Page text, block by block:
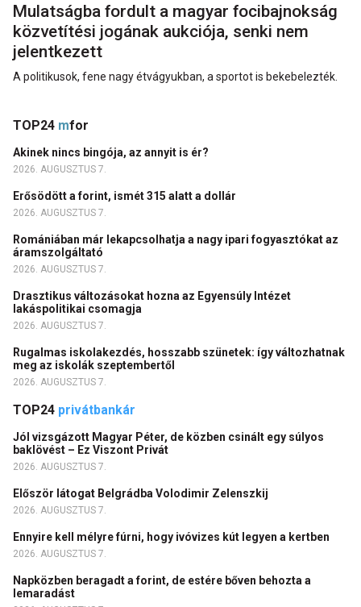
Mulatságba fordult a magyar focibajnokság
közvetítési jogának aukciója, senki nem
jelentkezett
A politikusok, fene nagy étvágyukban, a sportot is bekebelezték.
TOP24 mfor
Akinek nincs bingója, az annyit is ér?
2026. AUGUSZTUS 7.
Erősödött a forint, ismét 315 alatt a dollár
2026. AUGUSZTUS 7.
Romániában már lekapcsolhatja a nagy ipari fogyasztókat az
áramszolgáltató
2026. AUGUSZTUS 7.
Drasztikus változásokat hozna az Egyensúly Intézet
lakáspolitikai csomagja
2026. AUGUSZTUS 7.
Rugalmas iskolakezdés, hosszabb szünetek: így változhatnak
meg az iskolák szeptembertől
2026. AUGUSZTUS 7.
TOP24 privátbankár
Jól vizsgázott Magyar Péter, de közben csinált egy súlyos
baklövést – Ez Viszont Privát
2026. AUGUSZTUS 7.
Először látogat Belgrádba Volodimir Zelenszkij
2026. AUGUSZTUS 7.
Ennyire kell mélyre fúrni, hogy ivóvizes kút legyen a kertben
2026. AUGUSZTUS 7.
Napközben beragadt a forint, de estére bőven behozta a
lemaradást